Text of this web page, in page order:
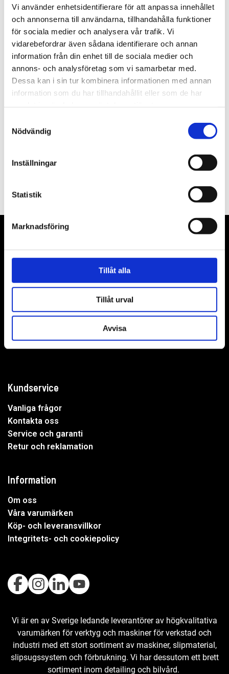
Vi använder enhetsidentifierare för att anpassa innehållet
och annonserna till användarna, tillhandahålla funktioner
för sociala medier och analysera vår trafik. Vi
vidarebefordrar även sådana identifierare och annan
information från din enhet till de sociala medier och
annons- och analysföretag som vi samarbetar med.
Dessa kan i sin tur kombinera informationen med annan
information som du har tillhandahållit eller som de har
Nödvändig
Inställningar
Statistik
Marknadsföring
Tillåt alla
Tillåt urval
Avvisa
st Lägg i varukorgen
Finns i lager
Beskrivning
Adress: Elementvägen 7, 702 27 Örebro
Eller ring oss:019-20 73 30
Kundservice
Vanliga frågor
Kontakta oss
Service och garanti
Retur och reklamation
Information
Om oss
Våra varumärken
Köp- och leveransvillkor
Integritets- och cookiepolicy
Vi är en av Sverige ledande leverantörer av högkvalitativa
varumärken för verktyg och maskiner för verkstad och
industri med ett stort sortiment av maskiner, slipmaterial,
slipsugssystem och förbrukning. Vi har dessutom ett brett
sortiment inom detailing och bilvård.